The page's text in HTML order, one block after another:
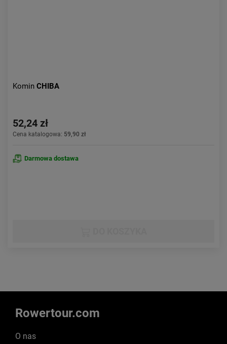
Komin CHIBA
52,24 zł
Cena katalogowa: 59,90 zł
Darmowa dostawa
Rowertour.com
O nas